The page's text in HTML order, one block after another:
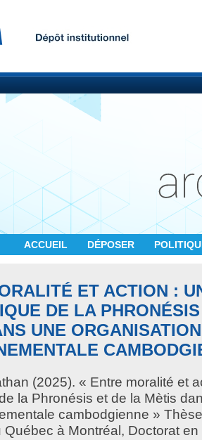
ACCUEIL DÉPOSER
ET ACTION :
DE LA
UNE
(2025). « Entre moralité et
la Phronésis et de la Mètis
cambodgienne »
Québec à Montréal, Doctorat